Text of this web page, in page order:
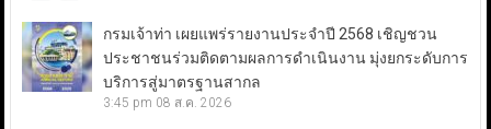
กรมเจ้าท่า เผยแพร่รายงานประจำปี 2568 เชิญชวน
ประชาชนร่วมติดตามผลการดำเนินงาน มุ่งยกระดับการ
บริการสู่มาตรฐานสากล
3:45 pm 08 ส.ค. 2026